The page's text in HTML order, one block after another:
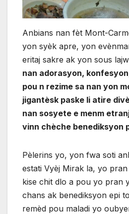
Anbians nan fèt Mont-
yon syèk apre, yon
eritaj sakre ak yon sous
nan adorasyon,
pou n rezime sa nan yon
jigantèsk paske li atire
nan sosyete e menm
vinn chèche benediksyon
Pèlerins yo, yon fwa soti
estati Vyèj Mirak la, yo
kise chit dlo a pou yo pran
chans ak benediksyon epi
remèd pou maladi yo